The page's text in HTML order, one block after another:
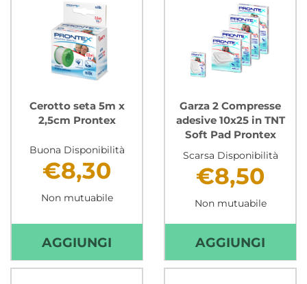
STRETCH
PRONTEX AL
M
X
2,5
Cerotto seta 5m x
2,5cm Prontex
Buona Disponibilità
€8,30
Non mutuabile
AGGIUNGI AGGIUNGI CEROTTO
SETA
Garza 2 Compresse
adesive 10x25 in TNT
Soft Pad Prontex
Scarsa Disponibilità
€8,50
Non mutuabile
AGGIUNGI
2